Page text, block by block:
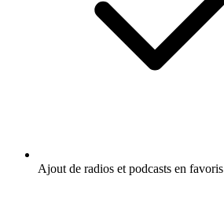
Ajout de radios et podcasts en favoris